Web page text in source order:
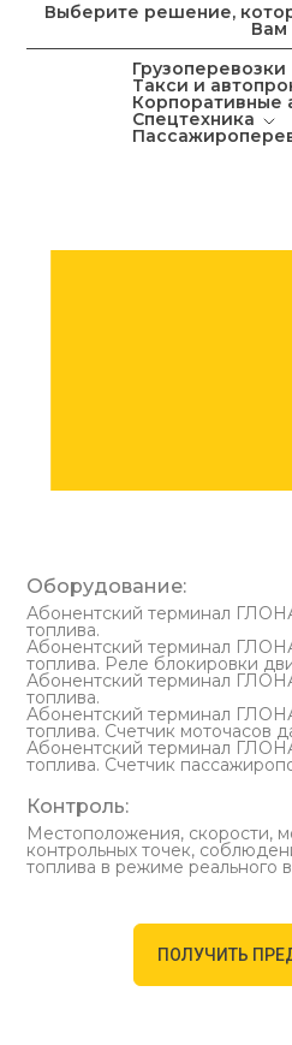
Выберите решение,
Вам
Грузоперевозки
Такси и
Корпоративные
Спецтехника
Оборудование:
Абонентский терминал
топлива.
Абонентский терминал
топлива. Реле блокировки
Абонентский терминал
топлива.
Абонентский терминал
топлива. Счетчик моточасов
Абонентский терминал
топлива. Счетчик
Контроль:
Местоположения, скорости,
контрольных точек,
топлива в режиме реального
ПОЛУЧИТЬ